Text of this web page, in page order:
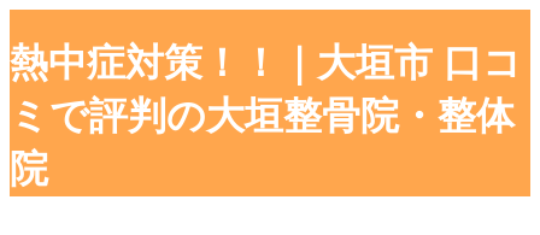
熱中症対策！！｜大垣市 口コ
ミで評判の大垣整骨院・整体
院